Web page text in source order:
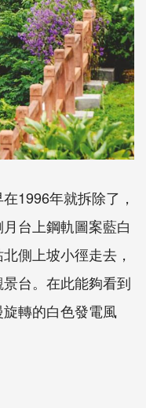
1996年就拆除了，
台上鋼軌圖案藍白
側上坡小徑走去，
台。在此能夠看到
轉的白色發電風